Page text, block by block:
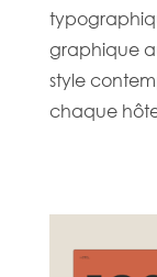
graphique
style
chaque